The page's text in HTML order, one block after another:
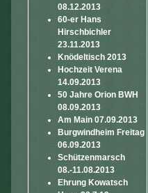
08.12.2013
60-er Hans
Hirschbichler
23.11.2013
Knödeltisch 2013
Hochzeit Verena
14.09.2013
50 Jahre Orion BWH
08.09.2013
Am Main 07.09.2013
Burgwindheim Freitag
06.09.2013
Schützenmarsch
08.-11.08.2013
Ehrung Kowatsch